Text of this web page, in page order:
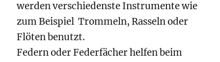
werden verschiedenste Instrumente wie
zum Beispiel Trommeln, Rasseln oder
Flöten benutzt.
Federn oder Federfächer helfen beim